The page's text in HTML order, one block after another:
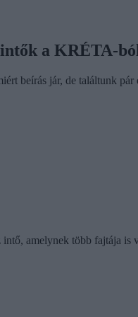
a KRÉTA-
beírás jár, de találtunk pár
intő, amelynek több fajtája is